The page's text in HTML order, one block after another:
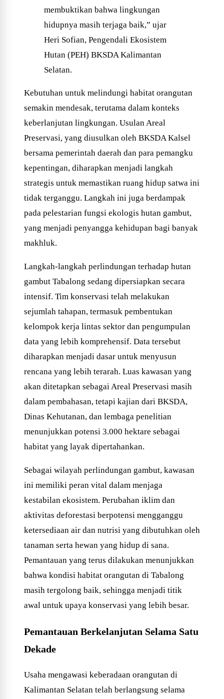
membuktikan bahwa lingkungan
hidupnya masih terjaga baik,” ujar
Heri Sofian, Pengendali Ekosistem
Hutan (PEH) BKSDA Kalimantan
Selatan.
Kebutuhan untuk melindungi habitat orangutan
semakin mendesak, terutama dalam konteks
keberlanjutan lingkungan. Usulan Areal
Preservasi, yang diusulkan oleh BKSDA Kalsel
bersama pemerintah daerah dan para pemangku
kepentingan, diharapkan menjadi langkah
strategis untuk memastikan ruang hidup satwa ini
tidak terganggu. Langkah ini juga berdampak
pada pelestarian fungsi ekologis hutan gambut,
yang menjadi penyangga kehidupan bagi banyak
makhluk.
Langkah-langkah perlindungan terhadap hutan
gambut Tabalong sedang dipersiapkan secara
intensif. Tim konservasi telah melakukan
sejumlah tahapan, termasuk pembentukan
kelompok kerja lintas sektor dan pengumpulan
data yang lebih komprehensif. Data tersebut
diharapkan menjadi dasar untuk menyusun
rencana yang lebih terarah. Luas kawasan yang
akan ditetapkan sebagai Areal Preservasi masih
dalam pembahasan, tetapi kajian dari BKSDA,
Dinas Kehutanan, dan lembaga penelitian
menunjukkan potensi 3.000 hektare sebagai
habitat yang layak dipertahankan.
Sebagai wilayah perlindungan gambut, kawasan
ini memiliki peran vital dalam menjaga
kestabilan ekosistem. Perubahan iklim dan
aktivitas deforestasi berpotensi mengganggu
ketersediaan air dan nutrisi yang dibutuhkan oleh
tanaman serta hewan yang hidup di sana.
Pemantauan yang terus dilakukan menunjukkan
bahwa kondisi habitat orangutan di Tabalong
masih tergolong baik, sehingga menjadi titik
awal untuk upaya konservasi yang lebih besar.
Pemantauan Berkelanjutan Selama Satu
Dekade
Usaha mengawasi keberadaan orangutan di
Kalimantan Selatan telah berlangsung selama